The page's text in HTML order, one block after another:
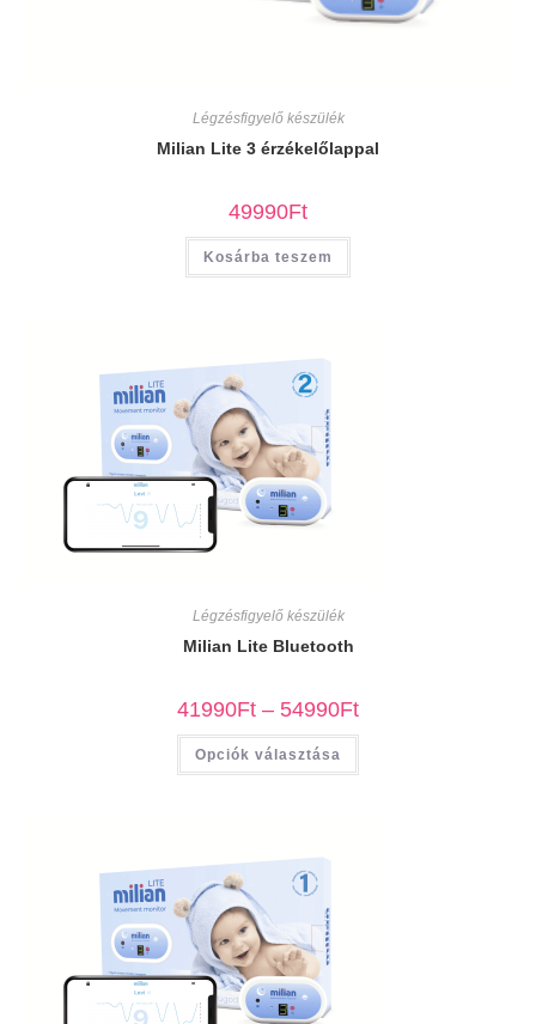
Légzésfigyelő készülék
Milian Lite 3 érzékelőlappal
49990Ft
Kosárba teszem
Légzésfigyelő készülék
Milian Lite Bluetooth
41990Ft – 54990Ft
Opciók választása